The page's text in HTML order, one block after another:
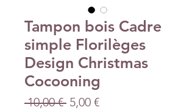
Tampon bois Cadre
simple Florilèges
Design Christmas
Cocooning
10,00 € Standardpreis
5,00 €Sale-